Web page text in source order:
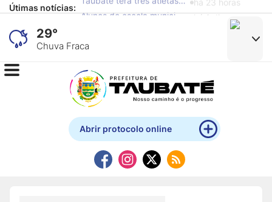
Útimas notícias:
29°
Chuva Fraca
Abrir protocolo online